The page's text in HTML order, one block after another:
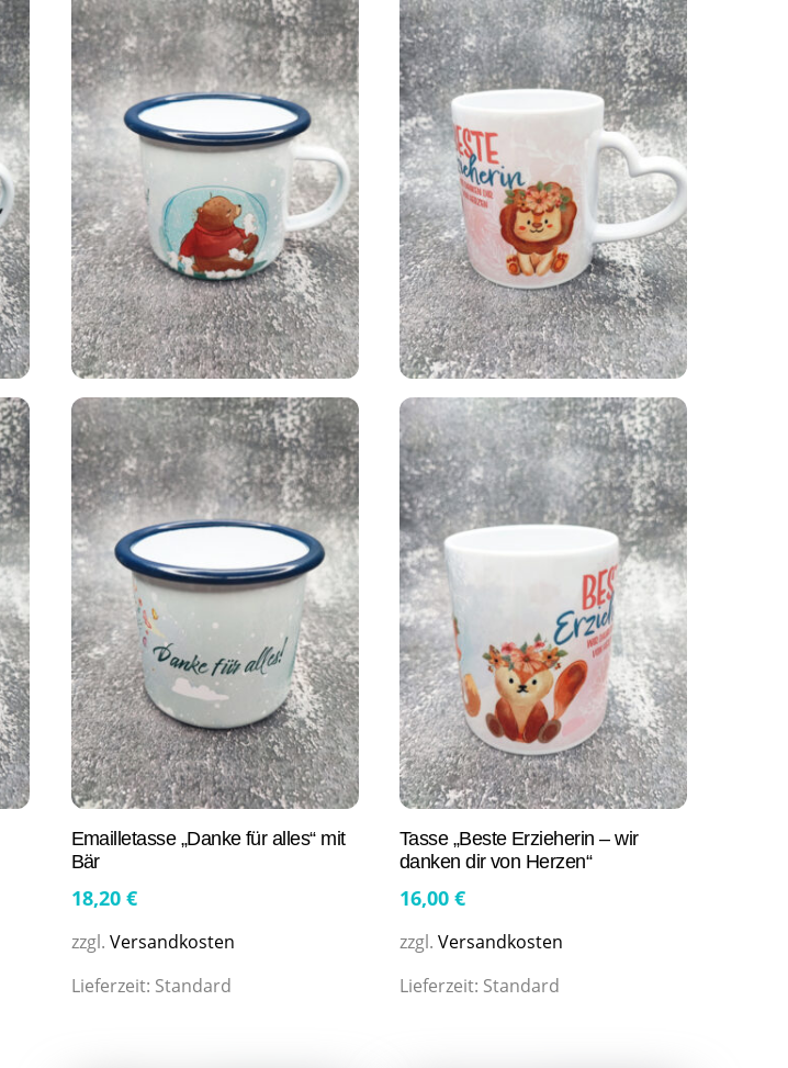
Emailletasse „Danke für alles“ mit
Bär
18,20 €
zzgl. Versandkosten
Lieferzeit: Standard
Tasse „Beste Erzieherin – wir
danken dir von Herzen“
16,00 €
zzgl. Versandkosten
Lieferzeit: Standard